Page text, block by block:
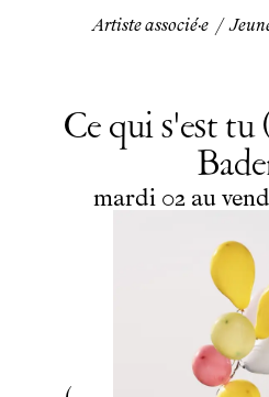
Artiste associé·e /
Ce qui s'est
du
mardi
mardi 02 au au